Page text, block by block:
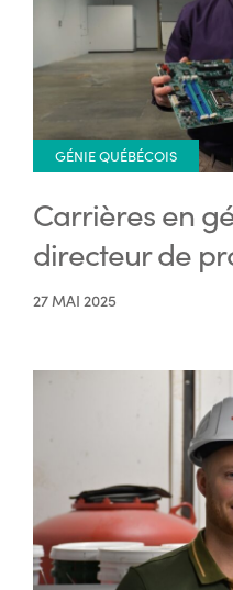
GÉNIE QUÉBÉCOIS
Carrières en
directeur de
27 MAI 2025